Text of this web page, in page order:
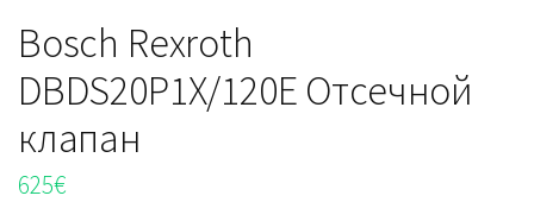
Bosch Rexroth
DBDS20P1X/120E Отсечной
клапан
625€